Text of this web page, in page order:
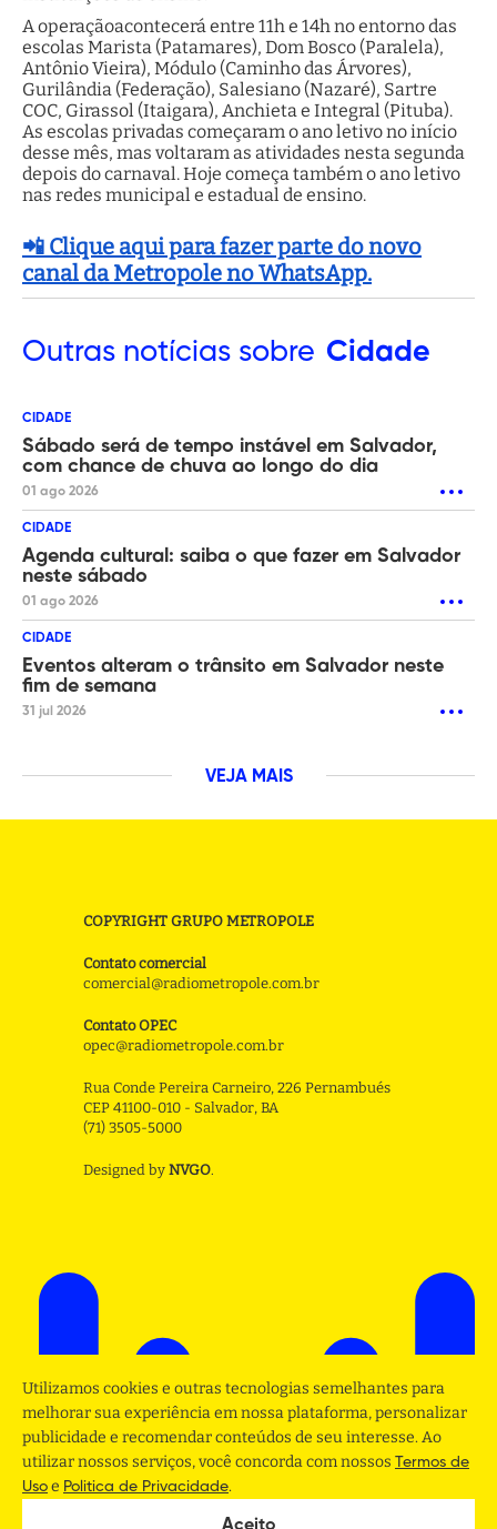
A operaçãoacontecerá entre 11h e 14h no entorno das
escolas Marista (Patamares), Dom Bosco (Paralela),
Antônio Vieira), Módulo (Caminho das Árvores),
Gurilândia (Federação), Salesiano (Nazaré), Sartre
COC, Girassol (Itaigara), Anchieta e Integral (Pituba).
As escolas privadas começaram o ano letivo no início
desse mês, mas voltaram as atividades nesta segunda
depois do carnaval. Hoje começa também o ano letivo
nas redes municipal e estadual de ensino.
📲 Clique aqui para fazer parte do novo
canal da Metropole no WhatsApp.
Outras notícias sobre Cidade
CIDADE
Sábado será de tempo instável em Salvador,
com chance de chuva ao longo do dia
01 ago 2026
CIDADE
Agenda cultural: saiba o que fazer em Salvador
neste sábado
01 ago 2026
CIDADE
Eventos alteram o trânsito em Salvador neste
fim de semana
31 jul 2026
VEJA MAIS
COPYRIGHT GRUPO METROPOLE
Contato comercial
comercial@radiometropole.com.br
Contato OPEC
opec@radiometropole.com.br
Rua Conde Pereira Carneiro, 226 Pernambués
CEP 41100-010 - Salvador, BA
(71) 3505-5000
Designed by NVGO.
Utilizamos cookies e outras tecnologias semelhantes para
melhorar sua experiência em nossa plataforma, personalizar
publicidade e recomendar conteúdos de seu interesse. Ao
utilizar nossos serviços, você concorda com nossos Termos de
Uso e Politica de Privacidade.